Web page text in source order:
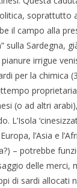
soprattutto
il campo alla
sulla Sardegna,
irrigue
per la chimica
(o ad altri
L’Isola
l’Asia e
– potrebbe
delle merci,
di sardi allocati